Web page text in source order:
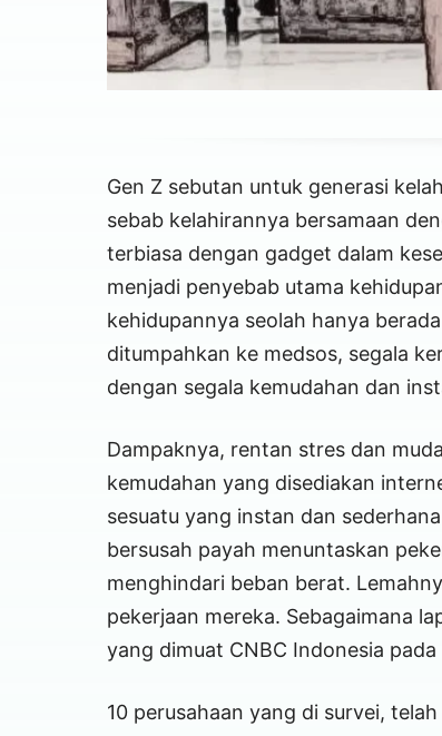
Gen Z sebutan untuk generasi
sebab kelahirannya bersamaan
terbiasa dengan gadget dalam
menjadi penyebab utama
kehidupannya seolah hanya
ditumpahkan ke medsos, segala
dengan segala kemudahan dan
Dampaknya, rentan stres dan
kemudahan yang disediakan
sesuatu yang instan dan
bersusah payah menuntaskan
menghindari beban berat.
pekerjaan mereka. Sebagaimana
yang dimuat CNBC Indonesia
10 perusahaan yang di survei,